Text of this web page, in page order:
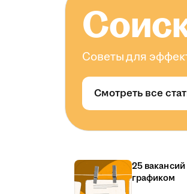
Советы для
Смотреть все
25
графиком